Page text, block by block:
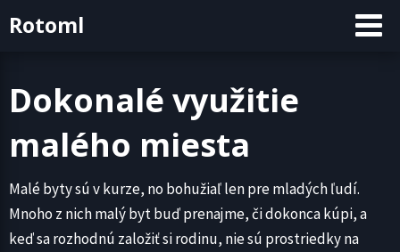
toRotoml
Dokonalé využitie
malého miesta
Malé byty sú v kurze, no bohužiaľ len pre mladých ľudí.
Mnoho z nich malý byt buď prenajme, či dokonca kúpi, a
keď sa rozhodnú založiť si rodinu, nie sú prostriedky na